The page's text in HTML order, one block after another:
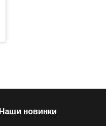
Наши новинки